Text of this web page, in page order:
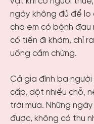
ngày không đủ để lo
cha em có bệnh đau
có tiền đi khám, chỉ
uống cầm chừng.
Cả gia đình ba
cấp, dột nhiều chỗ,
trời mưa. Những
được, không có thu